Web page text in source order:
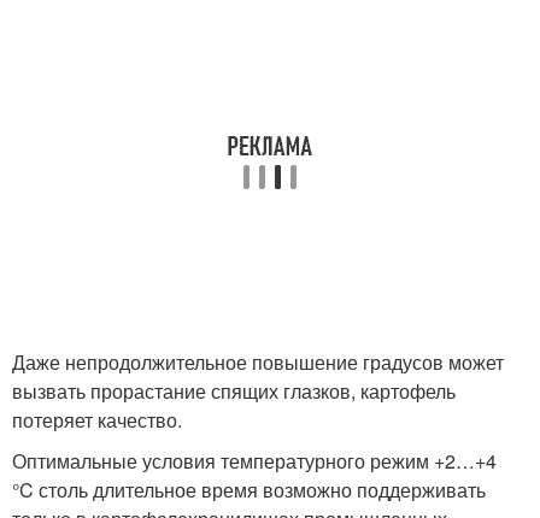
Даже непродолжительное повышение градусов может
вызвать прорастание спящих глазков, картофель
потеряет качество.
Оптимальные условия температурного режим +2…+4
°C столь длительное время возможно поддерживать